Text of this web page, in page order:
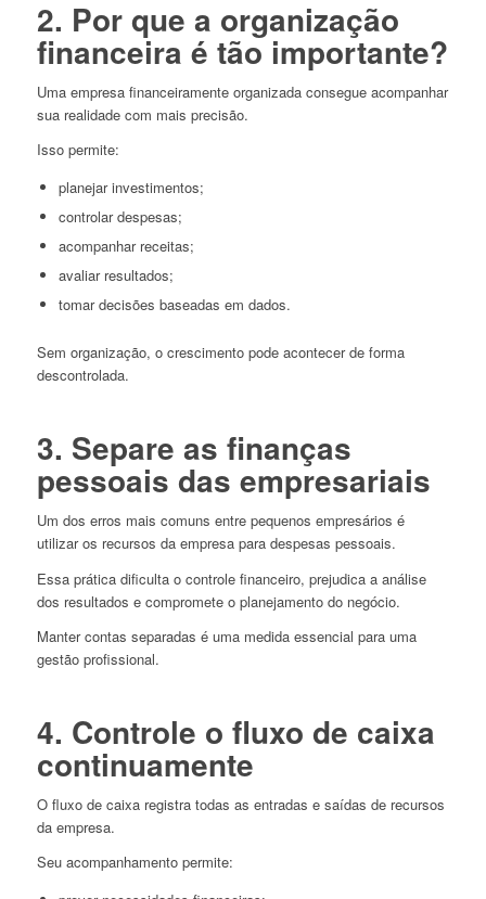
2. Por que a organização
financeira é tão importante?
Uma empresa financeiramente organizada consegue acompanhar
sua realidade com mais precisão.
Isso permite:
planejar investimentos;
controlar despesas;
acompanhar receitas;
avaliar resultados;
tomar decisões baseadas em dados.
Sem organização, o crescimento pode acontecer de forma
descontrolada.
3. Separe as finanças
pessoais das empresariais
Um dos erros mais comuns entre pequenos empresários é
utilizar os recursos da empresa para despesas pessoais.
Essa prática dificulta o controle financeiro, prejudica a análise
dos resultados e compromete o planejamento do negócio.
Manter contas separadas é uma medida essencial para uma
gestão profissional.
4. Controle o fluxo de caixa
continuamente
O fluxo de caixa registra todas as entradas e saídas de recursos
da empresa.
Seu acompanhamento permite: